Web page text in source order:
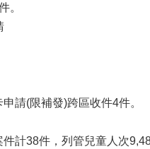
。
請(限補發)跨區收件4件。
件計38件，列管兒童人次